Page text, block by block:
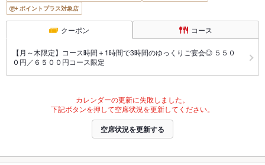
ポイントプラス対象店
クーポン コース
【月～木限定】コース時間＋1時間で3時間のゆっくりご宴会◎ ５５０
０円／６５００円コース限定
カレンダーの更新に失敗しました。
下記ボタンを押して空席状況を更新してください。
空席状況を更新する